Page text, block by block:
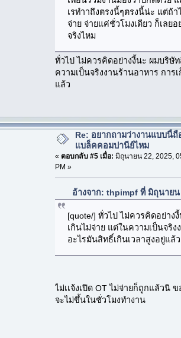
เรทำาถึงตรงนี้ๆตรงนี้น่ะ แต่ถ้
จ่าย จ่ายแค่ชั่วโมงเดียว ก็เล
จริงไหม
ทั่วไป ไม่ควรคิดอย่างงี้นะ ผมบริษั
ความเป็นจริงงานร้านอาหาร การ
แล้ว
Re: อยากถามว่างานแบบนี้ถื
แบล็คคอมปานีย์ไหม
« ตอบกลับ #5 เมื่อ: มิถุนายน 22, 2025,
PM »
อ้างจาก: thpimpf ที่ มิถุนายน
[quote/] ทั่วไป ไม่ควรคิดอย่าง
เกินไม่จ่าย แต่ในความเป็นจริ
อะไรมันสิทธิ์เกินเวลาสูงอยู่แล้ว
ไม่เเจ้งเปิด OT ไม่จ่ายก็ถูกแล้วนิ
จะไม่ขึ้นในชั่วโมงทำงาน